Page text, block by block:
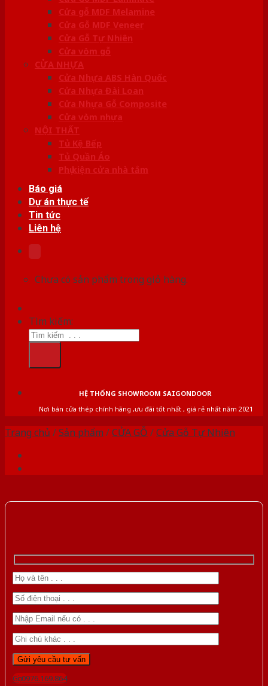
Cửa gỗ MDF Melamine
Cửa Gỗ MDF Veneer
Cửa Gỗ Tự Nhiên
Cửa vòm gỗ
CỬA NHỰA
Cửa Nhựa ABS Hàn Quốc
Cửa Nhựa Đài Loan
Cửa Nhựa Gỗ Composite
Cửa vòm nhựa
NỘI THẤT
Tủ Kệ Bếp
Tủ Quần Áo
Phụ kiện cửa nhà tắm
Báo giá
Dự án thực tế
Tin tức
Liên hệ
Chưa có sản phẩm trong giỏ hàng.
Tìm kiếm:
HỆ THỐNG SHOWROOM SAIGONDOOR
Nơi bán cửa thép chính hãng ,ưu đãi tốt nhất , giá rẻ nhất năm 2021
Trang chủ /Sản phẩm /CỬA GỖ /Cửa Gỗ Tự Nhiên
Gọi 0976.169.864